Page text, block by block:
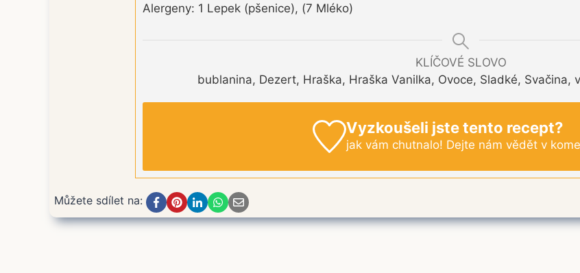
Alergeny: 1 Lepek (pšenice), (7 Mléko)
KLÍČOVÉ SLOVO
bublanina, Dezert, Hraška, Hraška Vanilka, Ovoce, Sladké, Svačina,
Vyzkoušeli jste tento recept?
jak vám chutnalo! Dejte nám vědět v
Můžete sdílet na: